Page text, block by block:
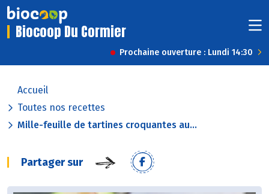
Biocoop Du Cormier
Prochaine ouverture : Lundi 14:30
Accueil
Toutes nos recettes
Mille-feuille de tartines croquantes au...
Partager sur